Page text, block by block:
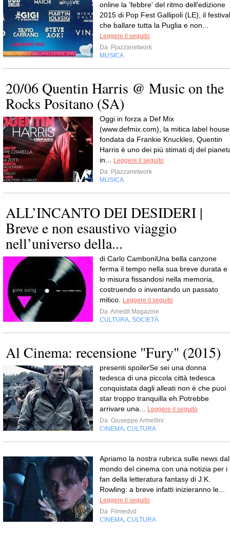
online la 'febbre' del ritmo dell'edizione
2015 di Pop Fest Gallipoli (LE), il festival
che ballare tutta la Puglia e non...
Leggere il seguito
Da Pjazzanetwork
MUSICA
20/06 Quentin Harris @ Music on the
Rocks Positano (SA)
Oggi in forza a Def Mix
(www.defmix.com), la mitica label house
fondata da Frankie Knuckles, Quentin
Harris è uno dei più stimati dj del
in...
Leggere il seguito
Da Pjazzanetwork
MUSICA
ALL’INCANTO DEI DESIDERI |
Breve e non esaustivo viaggio
nell’universo della...
di Carlo CamboniUna bella canzone
ferma il tempo nella sua breve durata e
lo misura fissandosi nella memoria,
costruendo o inventando un passato
mitico.
Leggere il seguito
Da Amedit Magazine
CULTURA SOCIETÀ
Al Cinema: recensione "Fury" (2015)
presenti spoilerSe sei una donna
tedesca di una piccola città tedesca
conquistata dagli alleati non è che puoi
star troppo tranquilla eh.Potrebbe
arrivare una...
Leggere il seguito
Da Giuseppe Armellini
CINEMA CULTURA
Apriamo la nostra rubrica sulle news dal
mondo del cinema con una notizia per i
fan della letteratura fantasy di J.K.
Rowling: a breve infatti inizieranno le...
Leggere il seguito
Da Filmedvd
CINEMA CULTURA